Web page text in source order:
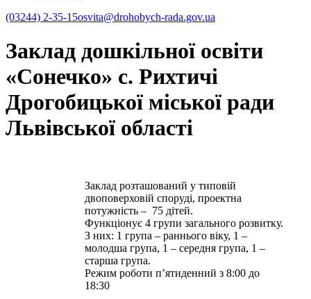
(03244) 2-35-15osvita@drohobych-rada.gov.ua
Заклад дошкільної освіти
«Сонечко» с. Рихтичі
Дрогобицької міської ради
Львівської області
Заклад розташований у типовій
двоповерховій споруді, проектна
потужність – 75 дітей.
Функціонує 4 групи загального розвитку.
З них: 1 група – раннього віку, 1 –
молодша група, 1 – середня група, 1 –
старша група.
Режим роботи п’ятиденний з 8:00 до
18:30